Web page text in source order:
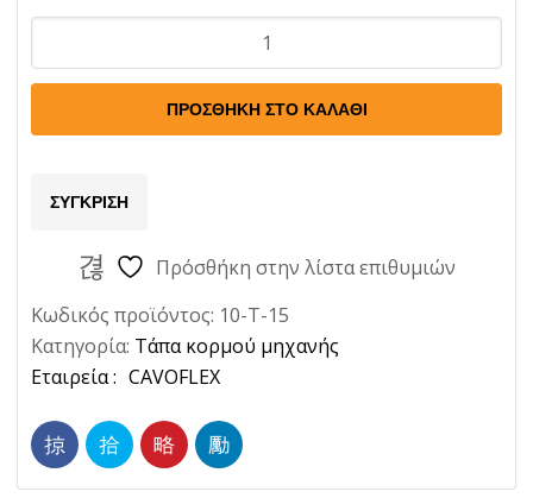
Μηχανης
35
Ποσότητα
ΠΡΟΣΘΉΚΗ ΣΤΟ ΚΑΛΆΘΙ
ΣΎΓΚΡΙΣΗ
Πρόσθήκη στην λίστα επιθυμιών
Κωδικός προϊόντος: 10-T-15
Κατηγορία: Τάπα κορμού μηχανής
Ετικέτα:
CAVOFLEX